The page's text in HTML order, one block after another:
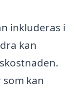
inkluderas i
kan
kan